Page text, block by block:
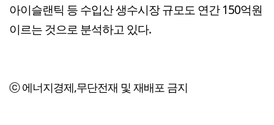
아이슬랜틱 등 수입산 생수시장 규모도 연간 150억원
이르는 것으로 분석하고 있다.
ⓒ 에너지경제,무단전재 및 재배포 금지